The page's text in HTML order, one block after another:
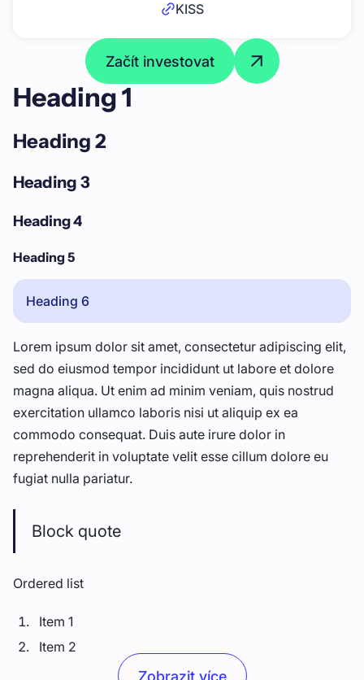
KISS
Začít investovat
Heading 1
Heading 2
Heading 3
Heading 4
Heading 5
Heading 6
Lorem ipsum dolor sit amet, consectetur adipiscing elit,
sed do eiusmod tempor incididunt ut labore et dolore
magna aliqua. Ut enim ad minim veniam, quis nostrud
exercitation ullamco laboris nisi ut aliquip ex ea
commodo consequat. Duis aute irure dolor in
reprehenderit in voluptate velit esse cillum dolore eu
fugiat nulla pariatur.
Block quote
Ordered list
Item 1
Item 2
Zobrazit více